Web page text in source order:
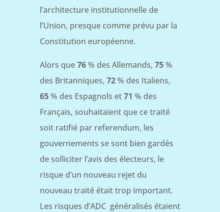
l’architecture institutionnelle de
l’Union, presque comme prévu par la
Constitution européenne.
Alors que76% des Allemands, 75%
des Britanniques, 72% des Italiens,
65% des Espagnols et71 % des
Français, souhaitaient que ce traité
soit ratifié par referendum, les
gouvernements se sont bien gardés
de solliciter l’avis des électeurs, le
risque d’un nouveau rejet du
nouveau traité était trop important.
Les risques d’ADC généralisés étaient